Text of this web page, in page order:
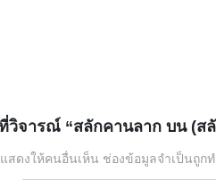
วิจารณ์ “สลักคานลาก บน (สลั
สดงให้คนอื่นเห็น ช่องข้อมูลจำเป็นถูก